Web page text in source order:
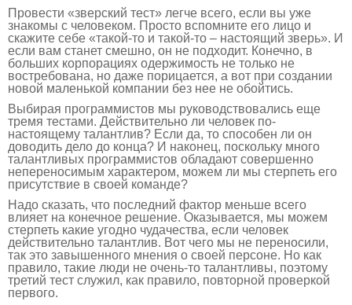
Провести «зверский тест» легче всего, если вы уже
знакомы с человеком. Просто вспомните его лицо и
скажите себе «такой-то и такой-то – настоящий зверь». И
если вам станет смешно, он не подходит. Конечно, в
больших корпорациях одержимость не только не
востребована, но даже порицается, а вот при создании
новой маленькой компании без нее не обойтись.
Выбирая программистов мы руководствовались еще
тремя тестами. Действительно ли человек по-
настоящему талантлив? Если да, то способен ли он
доводить дело до конца? И наконец, поскольку много
талантливых программистов обладают совершенно
непереносимым характером, можем ли мы стерпеть его
присутствие в своей команде?
Надо сказать, что последний фактор меньше всего
влияет на конечное решение. Оказывается, мы можем
стерпеть какие угодно чудачества, если человек
действительно талантлив. Вот чего мы не переносили,
так это завышенного мнения о своей персоне. Но как
правило, такие люди не очень-то талантливы, поэтому
третий тест служил, как правило, повторной проверкой
первого.